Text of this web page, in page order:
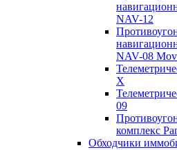
NAV-12
NAV-08
X
09
комплекс
Обходчики